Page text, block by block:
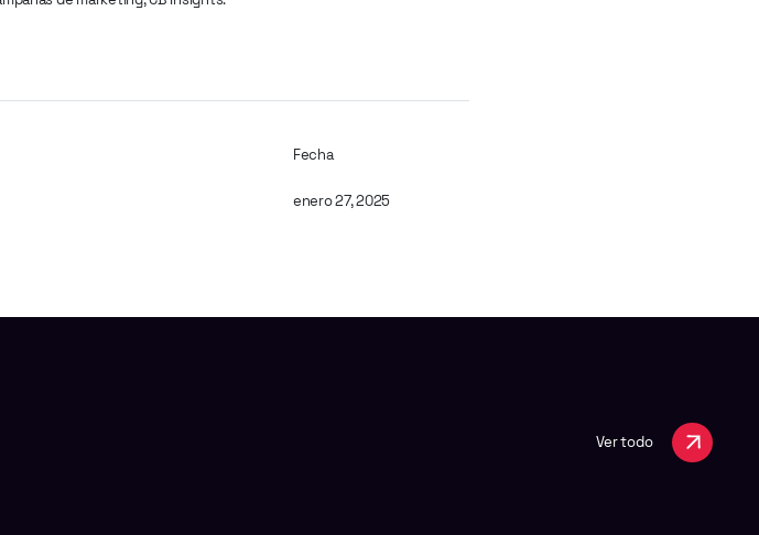
Fecha
enero 27, 2025
Ver todo